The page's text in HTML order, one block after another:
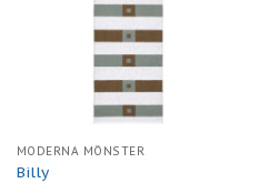
MODERNA MÖNSTER
Billy